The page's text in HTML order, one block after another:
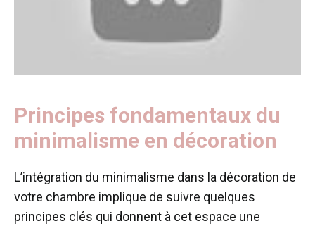
Principes fondamentaux du
minimalisme en décoration
L’intégration du minimalisme dans la décoration de
votre chambre implique de suivre quelques
principes clés qui donnent à cet espace une